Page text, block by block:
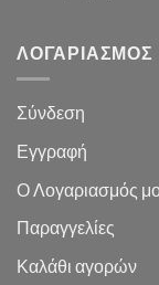
ΛΟΓΑΡΙΑΣΜΌΣ
Σύνδεση
Εγγραφή
Ο Λογαριασμός
Παραγγελίες
Καλάθι αγορών